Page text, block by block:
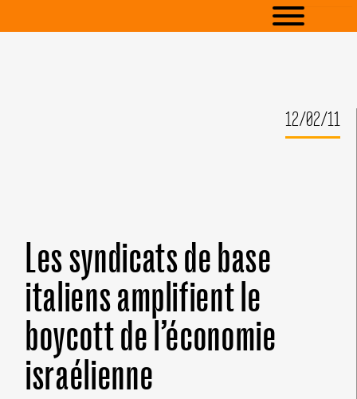
12/02/11
Les syndicats de base
italiens amplifient le
boycott de l’économie
israélienne